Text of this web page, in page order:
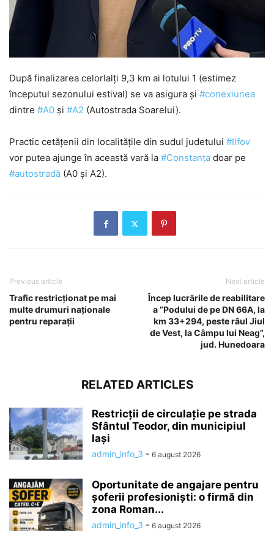
După finalizarea celorlalți 9,3 km ai lotului 1 (estimez
începutul sezonului estival) se va asigura și #conexiunea
dintre #A0 și #A2 (Autostrada Soarelui).
Practic cetățenii din localitățile din sudul judetului #Ilfov
vor putea ajunge în această vară la #Constanța doar pe
#autostradă (A0 și A2).
Previous article
Trafic restricționat pe mai
multe drumuri naționale
pentru reparații
Next article
Încep lucrările de reabilitare
a ”Podului de pe DN 66A, la
km 33+294, peste râul Jiul
de Vest, la Câmpu lui Neag”,
jud. Hunedoara
RELATED ARTICLES
Restricții de circulație pe strada
Sfântul Teodor, din municipiul
Iași
admin_info_3 - 6 august 2026
Oportunitate de angajare pentru
șoferii profesioniști: o firmă din
zona Roman...
admin_info_3 - 6 august 2026